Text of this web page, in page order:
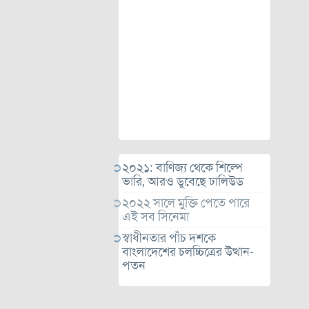
২০২১: বাণিজ্য থেকে শিল্পে
ভারি, আরও ডুবেছে ঢালিউড
২০২২ সালে মুক্তি পেতে পারে
এই সব সিনেমা
স্বাধীনতার পাঁচ দশকে
বাংলাদেশের চলচ্চিত্রের উত্থান-
পতন